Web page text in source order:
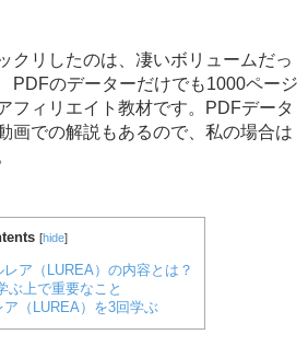
クリしたのは、凄いボリュームだっ
のデーターだけでも1000ページ
フィリエイト教材です。PDFデータ
画での解説もあるので、私の場合は
[hide]
ア（LUREA）の内容とは？
ぶ上で重要なこと
（LUREA）を3回学ぶ